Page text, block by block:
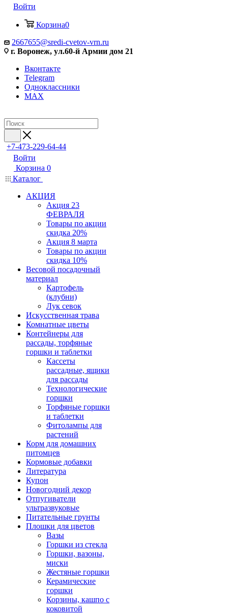
Войти
Корзина0
2667655@sredi-cvetov-vrn.ru
г. Воронеж, ул.60-й Армии дом 21
Вконтакте
Telegram
Одноклассники
MAX
+7-473-229-64-44
Войти
Корзина 0
Каталог
АКЦИЯ
Акция 23
ФЕВРАЛЯ
Товары по акции
скидка 20%
Акция 8 марта
Товары по акции
скидка 10%
Весовой посадочный
материал
Картофель
(клубни)
Лук севок
Искусственная трава
Комнатные цветы
Контейнеры для
рассады, торфяные
горшки и таблетки
Кассеты
рассадные, ящики
для рассады
Технологические
горшки
Торфяные горшки
и таблетки
Фитолампы для
растений
Корм для домашних
питомцев
Кормовые добавки
Литература
Купон
Новогодний декор
Отпугиватели
ультразвуковые
Питательные грунты
Плошки для цветов
Вазы
Горшки из стекла
Горшки, вазоны,
миски
Жестяные горшки
Керамические
горшки
Корзины, кашпо с
коковитой